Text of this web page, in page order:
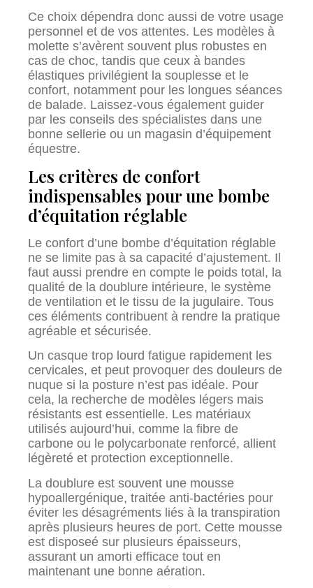
Ce choix dépendra donc aussi de votre usage
personnel et de vos attentes. Les modèles à
molette s’avèrent souvent plus robustes en
cas de choc, tandis que ceux à bandes
élastiques privilégient la souplesse et le
confort, notamment pour les longues séances
de balade. Laissez-vous également guider
par les conseils des spécialistes dans une
bonne sellerie ou un magasin d’équipement
équestre.
Les critères de confort
indispensables pour une bombe
d’équitation réglable
Le confort d’une bombe d’équitation réglable
ne se limite pas à sa capacité d’ajustement. Il
faut aussi prendre en compte le poids total, la
qualité de la doublure intérieure, le système
de ventilation et le tissu de la jugulaire. Tous
ces éléments contribuent à rendre la pratique
agréable et sécurisée.
Un casque trop lourd fatigue rapidement les
cervicales, et peut provoquer des douleurs de
nuque si la posture n’est pas idéale. Pour
cela, la recherche de modèles légers mais
résistants est essentielle. Les matériaux
utilisés aujourd’hui, comme la fibre de
carbone ou le polycarbonate renforcé, allient
légèreté et protection exceptionnelle.
La doublure est souvent une mousse
hypoallergénique, traitée anti-bactéries pour
éviter les désagréments liés à la transpiration
après plusieurs heures de port. Cette mousse
est disposeé sur plusieurs épaisseurs,
assurant un amorti efficace tout en
maintenant une bonne aération.